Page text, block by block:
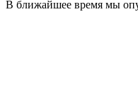
В ближайшее время мы